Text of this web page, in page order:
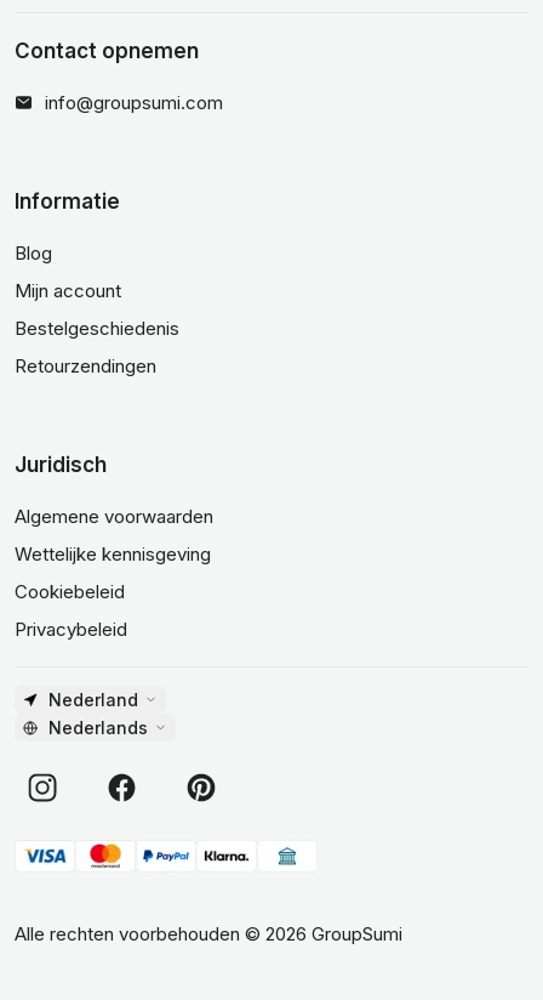
Contact opnemen
info@groupsumi.com
Informatie
Blog
Mijn account
Bestelgeschiedenis
Retourzendingen
Juridisch
Algemene voorwaarden
Wettelijke kennisgeving
Cookiebeleid
Privacybeleid
Nederland
Nederlands
Alle rechten voorbehouden © 2026 GroupSumi